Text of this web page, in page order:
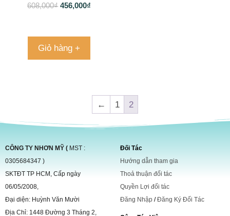
608,000₫ 456,000₫
Giỏ hàng +
← 1 2
CÔNG TY NHƠN MỸ ( MST :
0305684347 )
SKTĐT TP HCM, Cấp ngày
06/05/2008,
Đại diện: Huỳnh Văn Mười
Địa Chỉ: 1448 Đường 3 Tháng 2,
Đối Tác
Hướng dẫn tham gia
Thoả thuận đối tác
Quyền Lợi đối tác
Đăng Nhập /Đăng Ký Đối Tác